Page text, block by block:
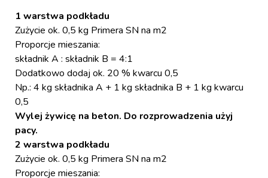
1 warstwa podkładu
Zużycie ok. 0,5 kg Primera SN na m2
Proporcje mieszania:
składnik A : składnik B = 4:1
Dodatkowo dodaj ok. 20 % kwarcu 0,5
Np.: 4 kg składnika A + 1 kg składnika B + 1 kg kwarcu
0,5
Wylej żywicę na beton. Do rozprowadzenia użyj
pacy.
2 warstwa podkładu
Zużycie ok. 0,5 kg Primera SN na m2
Proporcje mieszania: